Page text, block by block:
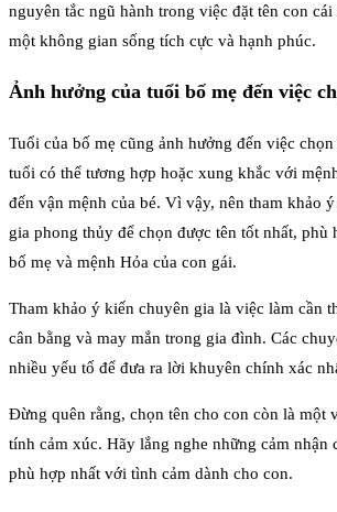
nguyên tắc ngũ hành trong việc đặt tên con cái
một không gian sống tích cực và hạnh phúc.
Ảnh hưởng của tuổi bố mẹ đến việc
Tuổi của bố mẹ cũng ảnh hưởng đến việc
tuổi có thể tương hợp hoặc xung khắc với
đến vận mệnh của bé. Vì vậy, nên tham khảo
gia phong thủy để chọn được tên tốt nhất, phù
bố mẹ và mệnh Hỏa của con gái.
Tham khảo ý kiến chuyên gia là việc làm cần
cân bằng và may mắn trong gia đình. Các
nhiều yếu tố để đưa ra lời khuyên chính xác
Đừng quên rằng, chọn tên cho con còn là một
tính cảm xúc. Hãy lắng nghe những cảm nhận
phù hợp nhất với tình cảm dành cho con.